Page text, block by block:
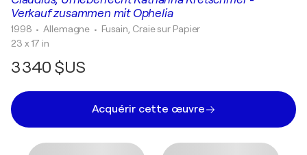
Verkauf zusammen mit Ophelia
1998 • Allemagne • Fusain, Craie sur Papier
23 x 17 in
3 340 $US
Acquérir cette œuvre